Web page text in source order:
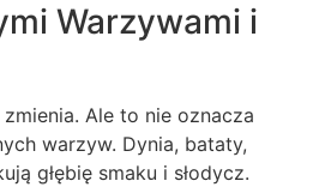
Warzywami i
Ale to nie oznacza
warzyw. Dynia, bataty,
głębię smaku i słodycz.